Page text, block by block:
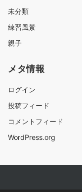
未分類
練習風景
親子
メタ情報
ログイン
投稿フィード
コメントフィード
WordPress.org